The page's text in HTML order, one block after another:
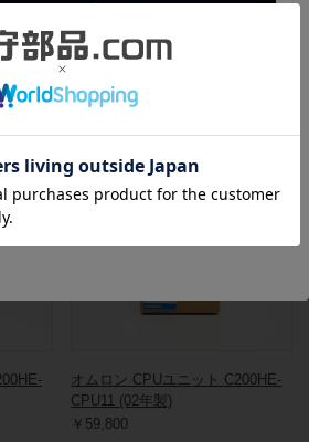
ください。
と同一型番の商品
803121
オムロン CPUユニット C200HE-
CPU11 (02年製)
￥59,800